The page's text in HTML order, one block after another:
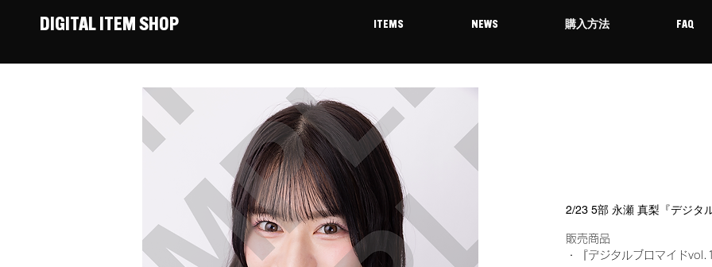
DIGITAL ITEM SHOP ITEMS NEWS 購入方法 FAQ
2/23 5部 永瀬 真梨『デジタ
販売商品
・『デジタルブロマイド